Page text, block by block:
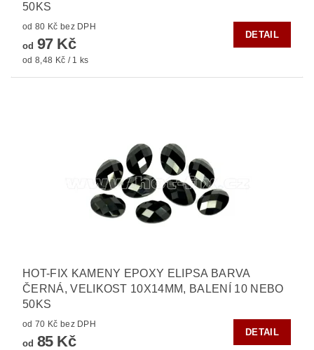
50KS
od 80 Kč bez DPH
od 97 Kč
od 8,48 Kč / 1 ks
DETAIL
HOT-FIX KAMENY EPOXY ELIPSA BARVA
ČERNÁ, VELIKOST 10X14MM, BALENÍ 10 NEBO
50KS
od 70 Kč bez DPH
od 85 Kč
DETAIL